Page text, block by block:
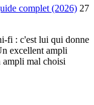
complet (2026) 27
fi : c'est lui qui donne
excellent ampli
ampli mal choisi